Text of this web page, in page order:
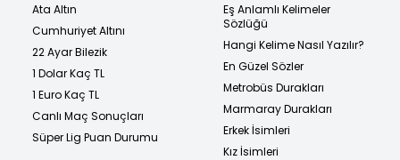
Ata Altın
Cumhuriyet Altını
22 Ayar Bilezik
1 Dolar Kaç TL
1 Euro Kaç TL
Canlı Maç Sonuçları
Süper Lig Puan Durumu
Eş Anlamlı Kelimeler
Sözlüğü
Hangi Kelime Nasıl Yazılır?
En Güzel Sözler
Metrobüs Durakları
Marmaray Durakları
Erkek İsimleri
Kız İsimleri